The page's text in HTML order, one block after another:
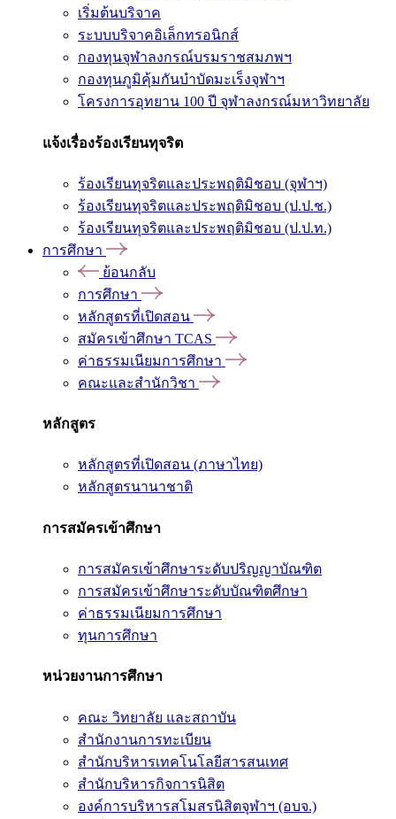
เริ่มต้นบริจาค
ระบบบริจาคอิเล็กทรอนิกส์
กองทุนจุฬาลงกรณ์บรมราชสมภพฯ
กองทุนภูมิคุ้มกันบำบัดมะเร็งจุฬาฯ
โครงการอุทยาน 100 ปี จุฬาลงกรณ์มหาวิทยาลัย
แจ้งเรื่องร้องเรียนทุจริต
ร้องเรียนทุจริตและประพฤติมิชอบ (จุฬาฯ)
ร้องเรียนทุจริตและประพฤติมิชอบ (ป.ป.ช.)
ร้องเรียนทุจริตและประพฤติมิชอบ (ป.ป.ท.)
การศึกษา
ย้อนกลับ
การศึกษา
หลักสูตรที่เปิดสอน
สมัครเข้าศึกษา TCAS
ค่าธรรมเนียมการศึกษา
คณะและสำนักวิชา
หลักสูตร
หลักสูตรที่เปิดสอน (ภาษาไทย)
หลักสูตรนานาชาติ
การสมัครเข้าศึกษา
การสมัครเข้าศึกษาระดับปริญญาบัณฑิต
การสมัครเข้าศึกษาระดับบัณฑิตศึกษา
ค่าธรรมเนียมการศึกษา
ทุนการศึกษา
หน่วยงานการศึกษา
คณะ วิทยาลัย และสถาบัน
สำนักงานการทะเบียน
สำนักบริหารเทคโนโลยีสารสนเทศ
สำนักบริหารกิจการนิสิต
องค์การบริหารสโมสรนิสิตจุฬาฯ (อบจ.)